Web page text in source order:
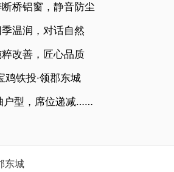
桥铝窗，静音防尘
季温润，对话自然
改善，匠心品质
鸡铁投·领郡东城
户型，席位递减……
东城